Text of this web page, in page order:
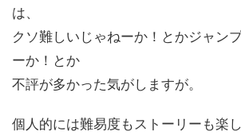
は、
クソ難しいじゃねーか！とかジャン
ーか！とか
不評が多かった気がしますが。
個人的には難易度もストーリーも楽